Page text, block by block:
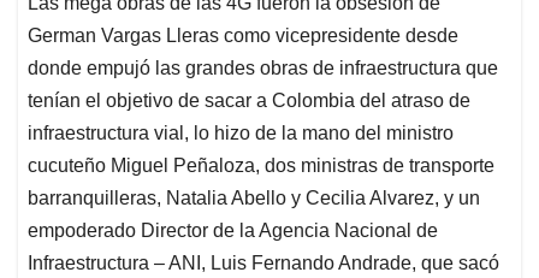
s
A
p
p
b
o
o
k
e
d
I
n
l
a
d
s
German Vargas Lleras como vicepresidente desde
donde empujó las grandes obras de infraestructura que
tenían el objetivo de sacar a Colombia del atraso de
infraestructura vial, lo hizo de la mano del ministro
cucuteño Miguel Peñaloza, dos ministras de transporte
barranquilleras, Natalia Abello y Cecilia Alvarez, y un
empoderado Director de la Agencia Nacional de
Infraestructura – ANI, Luis Fernando Andrade, que sacó